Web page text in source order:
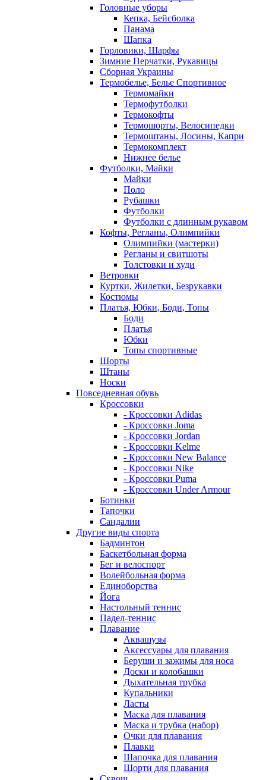
Головные уборы
Кепка, Бейсболка
Панама
Шапка
Горловики, Шарфы
Зимние Перчатки, Рукавицы
Сборная Украины
Термобелье, Белье Спортивное
Термомайки
Термофутболки
Термокофты
Термошорты, Велосипедки
Термоштаны, Лосины, Капри
Термокомплект
Нижнее белье
Футболки, Майки
Майки
Поло
Рубашки
Футболки
Футболки с длинным рукавом
Кофты, Регланы, Олимпийки
Олимпийки (мастерки)
Регланы и свитшоты
Толстовки и худи
Ветровки
Куртки, Жилетки, Безрукавки
Костюмы
Платья, Юбки, Боди, Топы
Боди
Платья
Юбки
Топы спортивные
Шорты
Штаны
Носки
Повседневная обувь
Кроссовки
- Кроссовки Adidas
- Кроссовки Joma
- Кроссовки Jordan
- Кроссовки Kelme
- Кроссовки New Balance
- Кроссовки Nike
- Кроссовки Puma
- Кроссовки Under Armour
Ботинки
Тапочки
Сандалии
Другие виды спорта
Бадминтон
Баскетбольная форма
Бег и велоспорт
Волейбольная форма
Единоборства
Йога
Настольный теннис
Падел-теннис
Плавание
Аквашузы
Аксессуары для плавания
Беруши и зажимы для носа
Доски и колобашки
Дыхательная трубка
Купальники
Ласты
Маска для плавания
Маска и трубка (набор)
Очки для плавания
Плавки
Шапочка для плавания
Шорти для плавания